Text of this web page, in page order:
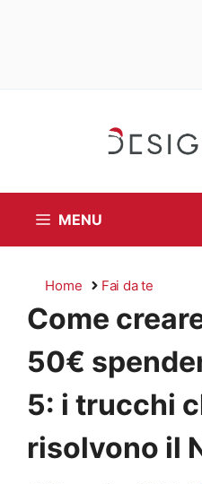
MENU
Home Fai da te
Come
50€
5: i trucchi
risolvono il